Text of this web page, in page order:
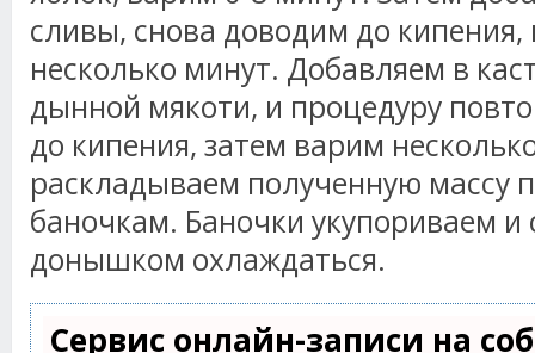
сливы, снова доводим до
несколько минут. Добавляем в
дынной мякоти, и процедуру
до кипения, затем варим
раскладываем полученную массу
баночкам. Баночки укупориваем и
донышком охлаждаться.
Сервис онлайн-записи на